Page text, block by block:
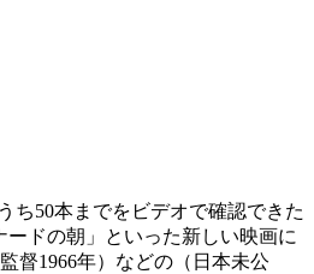
ち50本までをビデオで確認できた
ドの朝」といった新しい映画に
督1966年）などの（日本未公